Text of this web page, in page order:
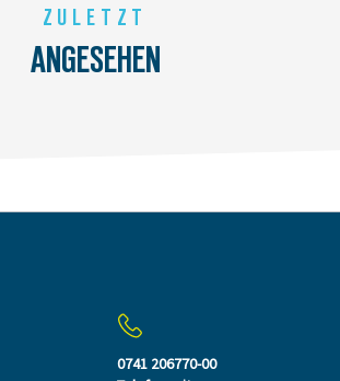
ZULETZT
ANGESEHEN
0741 206770-00